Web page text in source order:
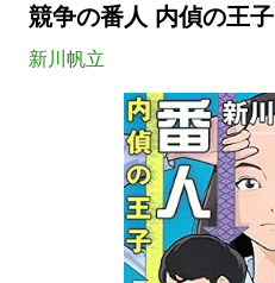
競争の番人 内偵の王子
新川帆立